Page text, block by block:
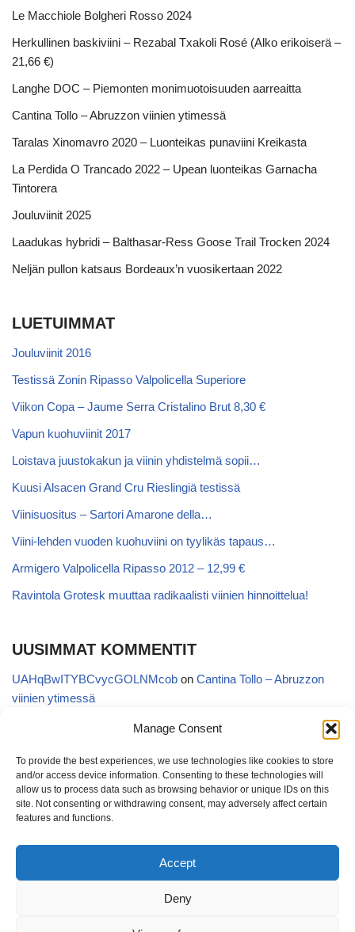
Manage Consent
To provide the best experiences, we use technologies like cookies to store
and/or access device information. Consenting to these technologies will
allow us to process data such as browsing behavior or unique IDs on this
site. Not consenting or withdrawing consent, may adversely affect certain
features and functions.
Accept
Deny
Le Macchiole Bolgheri Rosso 2024
Herkullinen baskiviini – Rezabal Txakoli Rosé (Alko erikoiserä –
21,66 €)
Langhe DOC – Piemonten monimuotoisuuden aarreaitta
Cantina Tollo – Abruzzon viinien ytimessä
Taralas Xinomavro 2020 – Luonteikas punaviini Kreikasta
La Perdida O Trancado 2022 – Upean luonteikas Garnacha
Tintorera
Jouluviinit 2025
Laadukas hybridi – Balthasar-Ress Goose Trail Trocken 2024
Neljän pullon katsaus Bordeaux’n vuosikertaan 2022
LUETUIMMAT
Jouluviinit 2016
Testissä Zonin Ripasso Valpolicella Superiore
Viikon Copa – Jaume Serra Cristalino Brut 8,30 €
Vapun kuohuviinit 2017
Loistava juustokakun ja viinin yhdistelmä sopii…
Kuusi Alsacen Grand Cru Rieslingiä testissä
Viinisuositus – Sartori Amarone della…
Viini-lehden vuoden kuohuviini on tyylikäs tapaus…
Armigero Valpolicella Ripasso 2012 – 12,99 €
Ravintola Grotesk muuttaa radikaalisti viinien hinnoittelua!
UUSIMMAT KOMMENTIT
UAHqBwITYBCvycGOLNMcob on Cantina Tollo – Abruzzon
viinien ytimessä
EgVGGttRTxKfbqUaWNglbonCantina Tollo – Abruzzon viinien
AnonymousonKyläviini Riojasta – Ortega Ezquerro Vino de
Tudelilla Crianza 2018 (Alko 14,88 €)
CopatintoonKyläviini Riojasta – Ortega Ezquerro Vino de
Kyläviini Riojasta – Ortega Ezquerro
Vino de Tudelilla Crianza 2018 (Alko 14,88 €)